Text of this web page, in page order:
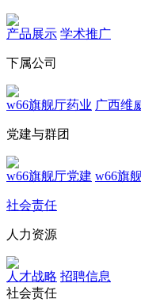
产品展示 学术推广
下属公司
w66旗舰厅药业 广西维
党建与群团
w66旗舰厅党建 w66旗
社会责任
人力资源
人才战略 招聘信息
社会责任